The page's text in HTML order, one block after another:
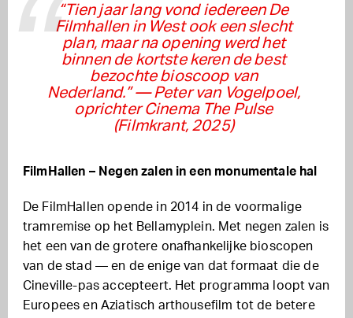
“Tien jaar lang vond iedereen De
Filmhallen in West ook een slecht
plan, maar na opening werd het
binnen de kortste keren de best
bezochte bioscoop van
Nederland.”— Peter van Vogelpoel,
oprichter Cinema The Pulse
(Filmkrant, 2025)
FilmHallen – Negen zalen in een monumentale hal
De FilmHallen opende in 2014 in de voormalige
tramremise op het Bellamyplein. Met negen zalen is
het een van de grotere onafhankelijke bioscopen
van de stad — en de enige van dat formaat die de
Cineville-pas accepteert. Het programma loopt van
Europees en Aziatisch arthousefilm tot de betere